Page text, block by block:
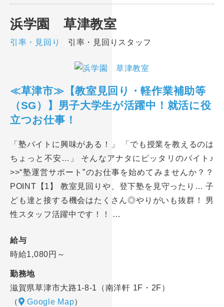
浜学園 草津教室
引率・見回り 引率・見回りスタッフ
≪草津市≫【教室見回り・軽作業補助等
（SG）】男子大学生が活躍中！就活に役
立つお仕事！
「塾バイトに興味がある！」 「でも授業を教えるのは
ちょっと不安…」 そんなアナタにピッタリのバイト♪
>>“塾運営サポート”のお仕事を始めてみませんか？？
POINT【1】 教室見回りや、登下塾を見守ったり… 子
ども達と接する機会はたくさん◎やりがいも抜群！ 男
性スタッフ活躍中です！！ …
給与
時給1,080円～
勤務地
滋賀県草津市大路1-8-1（南洋軒 1F・2F）
（
Google Map）